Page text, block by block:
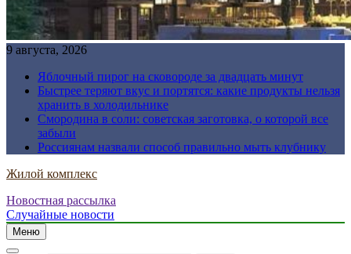
9 августа, 2026
Яблочный пирог на сковороде за двадцать минут
Быстрее теряют вкус и портятся: какие продукты нельзя
хранить в холодильнике
Смородина в соли: советская заготовка, о которой все
забыли
Россиянам назвали способ правильно мыть клубнику
Жилой комплекс
Новостная рассылка
Случайные новости
Меню